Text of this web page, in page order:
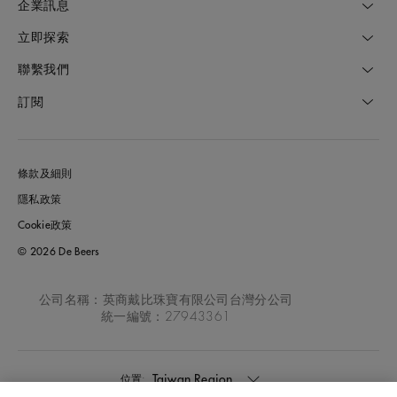
企業訊息
立即探索
聯繫我們
訂閱
條款及細則
隱私政策
Cookie政策
© 2026 De Beers
公司名稱：英商戴比珠寶有限公司台灣分公司
統一編號：27943361
位置: Taiwan Region